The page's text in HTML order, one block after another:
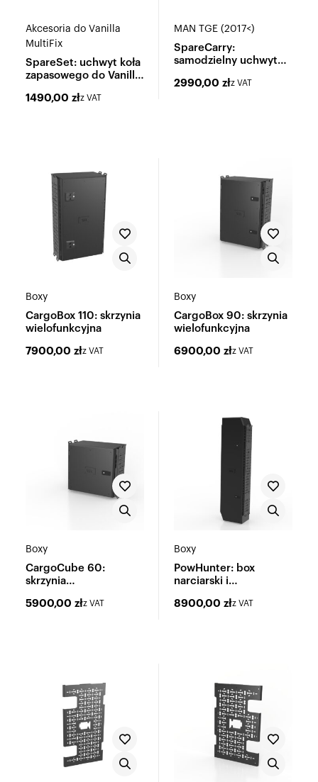
Akcesoria do Vanilla
MultiFix
SpareSet: uchwyt koła
zapasowego do Vanilla
1490,00 złz VAT
MAN TGE (2017<)
SpareCarry:
samodzielny uchwyt
2990,00 złz VAT
Boxy
CargoBox 110: skrzynia
wielofunkcyjna
7900,00 złz VAT
Boxy
CargoBox 90: skrzynia
wielofunkcyjna
6900,00 złz VAT
Boxy
CargoCube 60:
skrzynia
5900,00 złz VAT
Boxy
PowHunter: box
narciarski i
8900,00 złz VAT